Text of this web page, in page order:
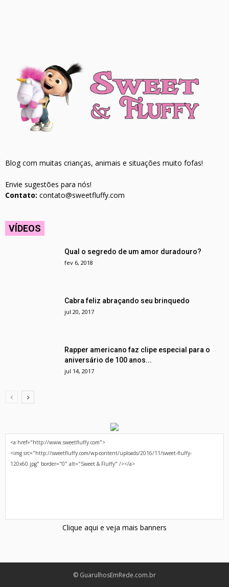
Blog com muitas crianças, animais e situações muito fofas!
Envie sugestões para nós!
Contato: contato@sweetfluffy.com
VÍDEOS
Qual o segredo de um amor duradouro?
fev 6, 2018
Cabra feliz abraçando seu brinquedo
jul 20, 2017
Rapper americano faz clipe especial para o
aniversário de 100 anos...
jul 14, 2017
Clique aqui e veja mais banners
© GuarulhosEmRede.com.br